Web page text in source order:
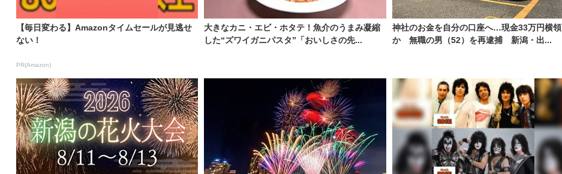
【毎日変わる】Amazonタイムセールが見逃せ
ない！
PR(Amazon)
大きなカニ・エビ・ホタテ！魚介のうまみ凝縮
した“ズワイガニパスタ”「おいしさの先...
神社のお金を自分の口座へ…現金33万円横領
か 無職の男（52）を再逮捕 新潟・出...